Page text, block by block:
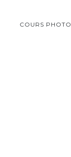
COURS PHOTO